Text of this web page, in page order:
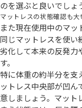
のを選ぶと良いでしょ
マットレスの状態確認も大
また現在使用中のマ
同じマットレスを使い
劣化して本来の反発力
す。
特に体重の約半分を
ットレス中央部が凹
意しましょう。マット